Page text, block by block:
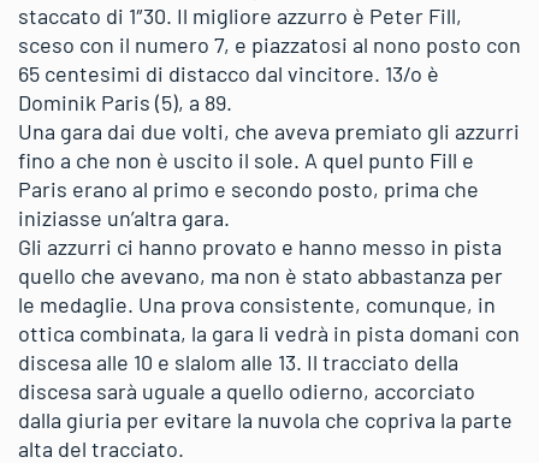
staccato di 1″30. Il migliore azzurro è Peter Fill,
sceso con il numero 7, e piazzatosi al nono posto con
65 centesimi di distacco dal vincitore. 13/o è
Dominik Paris (5), a 89.
Una gara dai due volti, che aveva premiato gli azzurri
fino a che non è uscito il sole. A quel punto Fill e
Paris erano al primo e secondo posto, prima che
iniziasse un’altra gara.
Gli azzurri ci hanno provato e hanno messo in pista
quello che avevano, ma non è stato abbastanza per
le medaglie. Una prova consistente, comunque, in
ottica combinata, la gara li vedrà in pista domani con
discesa alle 10 e slalom alle 13. Il tracciato della
discesa sarà uguale a quello odierno, accorciato
dalla giuria per evitare la nuvola che copriva la parte
alta del tracciato.